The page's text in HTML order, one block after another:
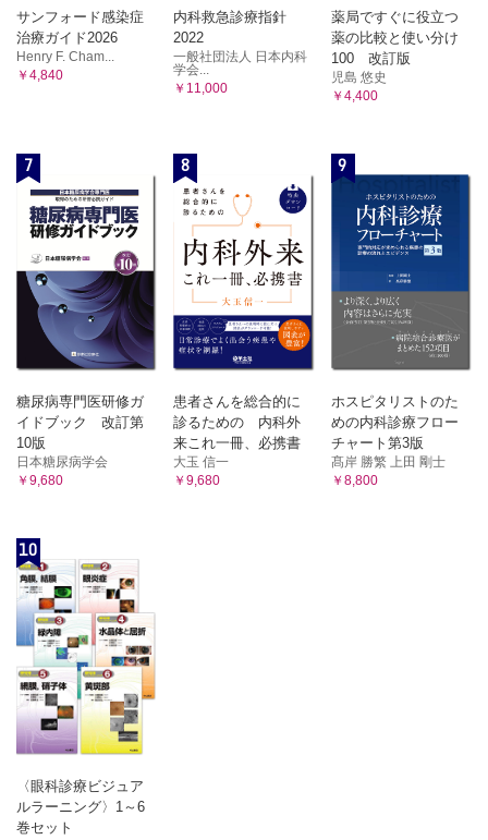
サンフォード感染症
治療ガイド2026
Henry F. Cham...
￥4,840
内科救急診療指針
2022
一般社団法人 日本内科
学会...
￥11,000
薬局ですぐに役立つ
薬の比較と使い分け
100 改訂版
児島 悠史
￥4,400
7
糖尿病専門医研修ガ
イドブック 改訂第
10版
日本糖尿病学会
￥9,680
8
患者さんを総合的に
診るための 内科外
来これ一冊、必携書
大玉 信一
￥9,680
9
ホスピタリストのた
めの内科診療フロー
チャート第3版
髙岸 勝繁 上田 剛士
￥8,800
10
〈眼科診療ビジュア
ルラーニング〉1～6
巻セット